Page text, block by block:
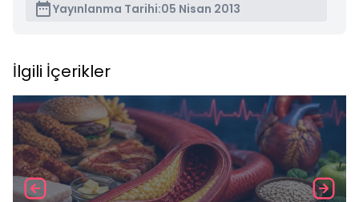
Yayınlanma Tarihi:05 Nisan 2013
İlgili İçerikler